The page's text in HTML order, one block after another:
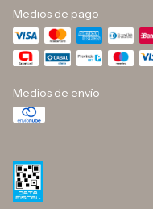
Medios de pago
Medios de envío